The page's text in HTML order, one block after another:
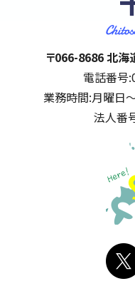
住所:
〒066-8686 北
電話番号:
業務時間:月曜日
法人番
公式